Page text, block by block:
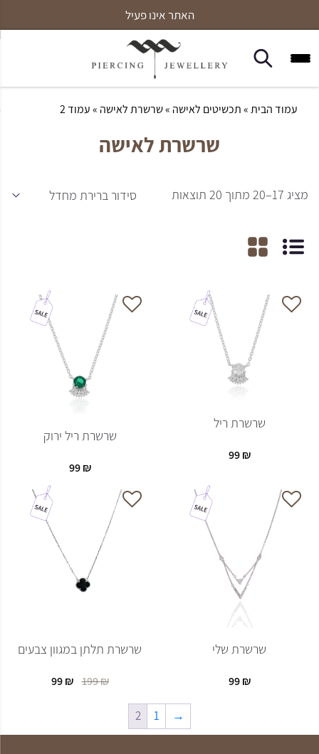
האתר אינו פעיל
עמוד הבית»תכשיטים לאישה »שרשרת לאישה » עמוד 2
שרשרת לאישה
מציג 17–20 מתוך 20 תוצאות
שרשרת ריל
99₪
שרשרת ריל ירוק
99₪
שרשרת שלי
99₪
שרשרת תלתן במגוון צבעים
199₪
המחיר
99₪
המחיר
→
1
2